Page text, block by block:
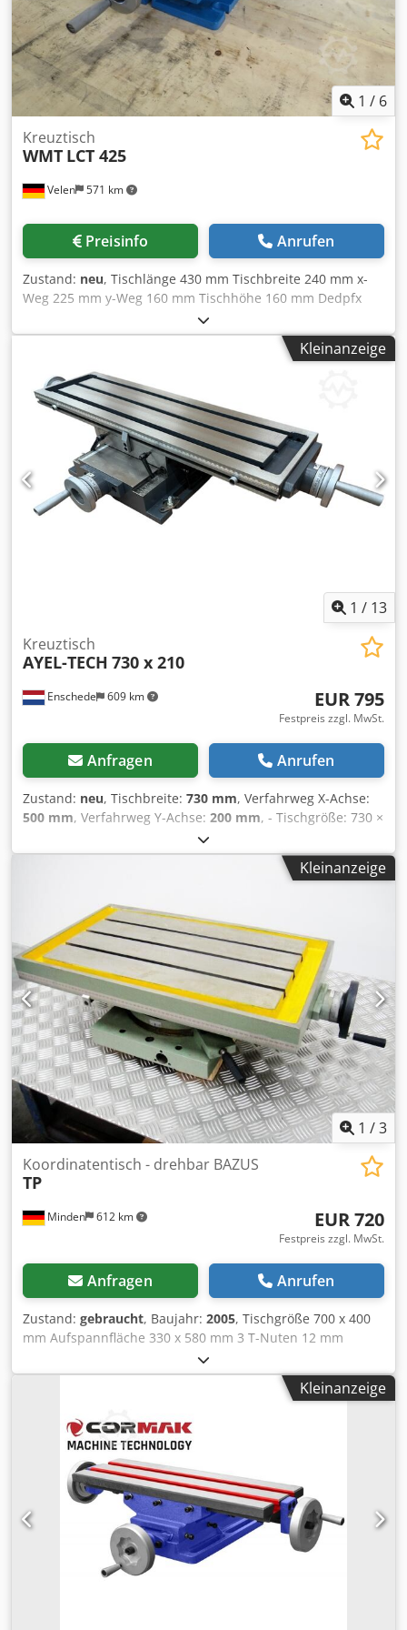
1 / 6
Velen 571 km
Kreuztisch
WMT LCT 425
Preisinfo Anrufen
Zustand: neu, Tischlänge 430 mm Tischbreite 240 mm x-
Weg 225 mm y-Weg 160 mm Tischhöhe 160 mm Dedpfx
Ajupw T Rskbokr T-Nuten 12 mm Gewicht 45 kg
Abmessungen L x B x H 0,6 x 0,45 x 0,2 mm Kreuztisch mit
Kleinanzeige
1 / 13
Enschede 609 km
Kreuztisch
AYEL-TECH 730 x 210
EUR 795
Festpreis zzgl. MwSt.
Anfragen Anrufen
Zustand: neu, Tischbreite: 730 mm, Verfahrweg X-Achse:
500 mm, Verfahrweg Y-Achse: 200 mm, - Tischgröße: 730 ×
210 mm Dsdoyqwnrepfx Akbokr - Verfahrweg (X/Y): 500 ×
200 mm
Kleinanzeige
1 /3
Minden 612 km
Koordinatentisch - drehbar BAZUS
TP
EUR 720
Festpreis zzgl. MwSt.
Anfragen Anrufen
Zustand: gebraucht, Baujahr: 2005, Tischgröße 700 x 400
mm Aufspannfläche 330 x 580 mm 3 T-Nuten 12 mm
Dkjdpfx Akecw Tqksbor Verfahrweg ca. 400 mm Skalierung
0,05 mm 1 Spindelumdrehung = 4 mm schwenkbar 360°
mit Arretierung Bauhöhe 195 mm max. Tischbelastung ca.
100 kg max. Arbeitsdruck ca. 500 kg Platzbedarf L - 850 x B
- 400 x H - 195 mm Gewicht ca. 172 kg original verpackt -
Baujahr geschätzt *- Neu - unbenutzt -* *- 1 Stück am
Lager - *
Kleinanzeige